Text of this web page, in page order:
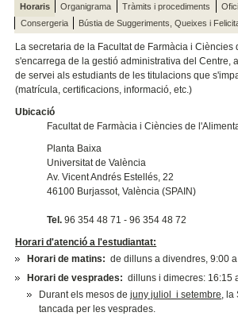
Horaris Organigrama Tràmits i procediments
Consergeria
Bústia de Suggeriments, Queixes i
La secretaria de la Facultat de Farmàcia i Ciències
s'encarrega de la gestió administrativa del Centre,
de servei als estudiants de les titulacions que
(matrícula, certificacions, informació, etc.)
Ubicació
Facultat de Farmàcia i Ciències de
Planta Baixa
Universitat de València
Av. Vicent Andrés Estellés, 22
46100 Burjassot, València (SPAIN)
Tel. 96 354 48 71 - 96 354 48 72
Horari d'atenció a l'estudiantat:
Horari de matins: de dilluns a divendres, 9:00
Horari de vesprades: dilluns i dimecres: 16:15
Durant els mesos dejuny juliol i setembre, la
tancada per les vesprades.